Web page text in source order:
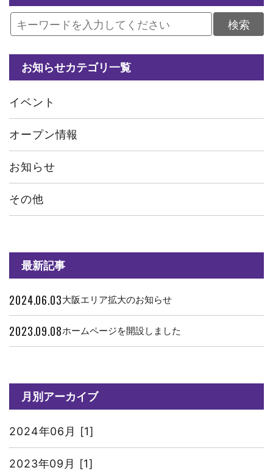
検索
お知らせカテゴリ一覧
イベント
オープン情報
お知らせ
その他
最新記事
2024.06.03大阪エリア拡大のお知らせ
2023.09.08ホームページを開設しました
月別アーカイブ
2024年06月 [1]
2023年09月 [1]